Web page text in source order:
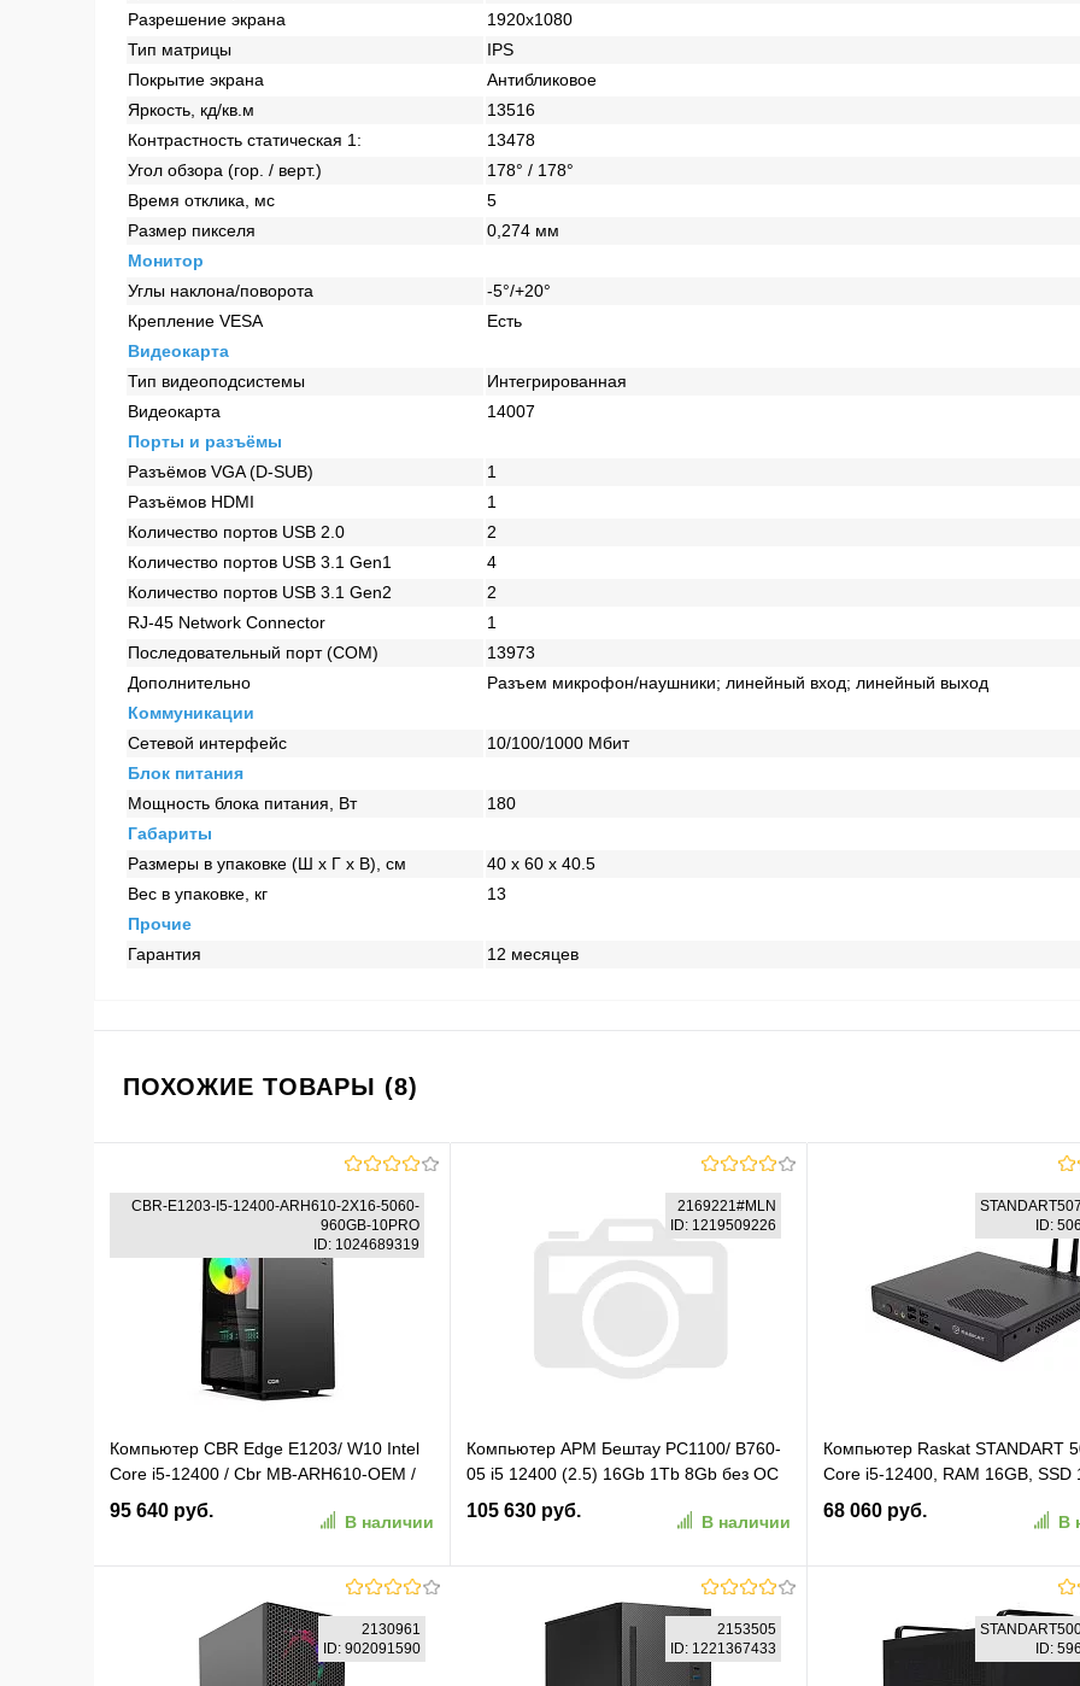
Разрешение экрана
1920х1080
Тип матрицы
IPS
Покрытие экрана
Антибликовое
Яркость, кд/кв.м
13516
Контрастность статическая 1:
13478
Угол обзора (гор. / верт.)
178° / 178°
Время отклика, мс
5
Размер пикселя
0,274 мм
Монитор
Углы наклона/поворота
-5°/+20°
Крепление VESA
Есть
Видеокарта
Тип видеоподсистемы
Интегрированная
Видеокарта
14007
Порты и разъёмы
Разъёмов VGA (D-SUB)
1
Разъёмов HDMI
1
Количество портов USB 2.0
2
Количество портов USB 3.1 Gen1
4
Количество портов USB 3.1 Gen2
2
RJ-45 Network Connector
1
Последовательный порт (COM)
13973
Дополнительно
Разъем микрофон/наушники; линейный вход; линейный выход
Коммуникации
Сетевой интерфейс
10/100/1000 Mбит
Блок питания
Мощность блока питания, Вт
180
Габариты
Размеры в упаковке (Ш x Г x В), см
40 x 60 x 40.5
Вес в упаковке, кг
13
Прочие
Гарантия
12 месяцев
ПОХОЖИЕ ТОВАРЫ (8)
CBR-E1203-I5-12400-ARH610-2X16-5060-
960GB-10PRO
ID: 1024689319
Компьютер CBR Edge E1203/ W10 Intel
Core i5-12400 / Cbr MB-ARH610-OEM /
2x16GB / RTX5060 8GB / SSD 960GB /
10 Pro (CBR-E1203-I5-12400-ARH610-
95 640 руб.
В наличии
В корзину
2169221#MLN
ID: 1219509226
Компьютер АРМ Бештау PC1100/ B760-
05 i5 12400 (2.5) 16Gb 1Tb 8Gb без ОС
WiFi BT мышь клавиатура монитор в
комплекте 27" М2701 (RUS)
105 630 руб.
В наличии
В корзину
ID:
Компьютер Raskat STANDART
Core i5-12400, RAM 16GB, SSD
noOS) (STANDART507168818)
68 060 руб.
В
В корзину
2130961
ID: 902091590
2153505
ID: 1221367433
ID: